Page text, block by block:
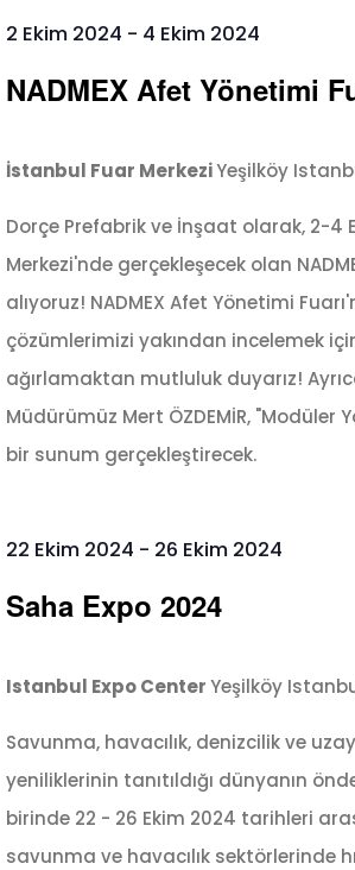
NADMEX Afet Yönetimi
2 Ekim 2024 - 4 Ekim 2024
İstanbul Fuar MerkeziYeşilköy
Dorçe Prefabrik ve İnşaat olarak, 2-
Merkezi'nde gerçekleşecek olan
alıyoruz! NADMEX Afet Yönetimi
çözümlerimizi yakından incelemek
ağırlamaktan mutluluk duyarız!
Müdürümüz Mert ÖZDEMİR, "Modüler
bir sunum gerçekleştirecek.
Saha Expo 2024
22 Ekim 2024 - 26 Ekim 2024
Istanbul Expo CenterYeşilköy
Savunma, havacılık, denizcilik ve
yeniliklerinin tanıtıldığı dünyanın
birinde 22 - 26 Ekim 2024 tarihleri
savunma ve havacılık sektörlerinde